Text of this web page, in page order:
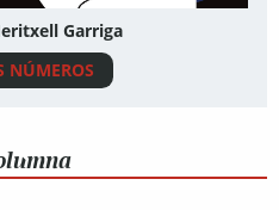
Garriga
NÚMEROS